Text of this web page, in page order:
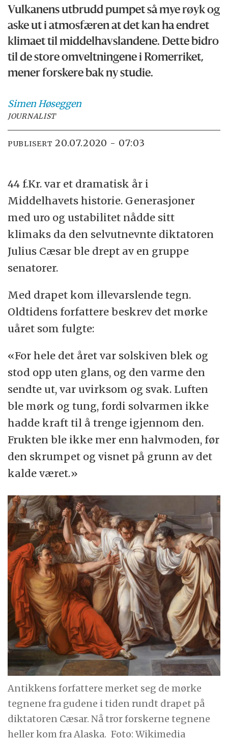
Vulkanens utbrudd pumpet så mye røyk og
aske ut i atmosfæren at det kan ha endret
klimaet til middelhavslandene. Dette bidro
til de store omveltningene i Romerriket,
mener forskere bak ny studie.
SimenHøseggen
JOURNALIST
PUBLISERT 20.07.2020 - 07:03
44 f.Kr. var et dramatisk år i
Middelhavets historie. Generasjoner
med uro og ustabilitet nådde sitt
klimaks da den selvutnevnte diktatoren
Julius Cæsar ble drept av en gruppe
senatorer.
Med drapet kom illevarslende tegn.
Oldtidens forfattere beskrev det mørke
uåret som fulgte:
«For hele det året var solskiven blek og
stod opp uten glans, og den varme den
sendte ut, var uvirksom og svak. Luften
ble mørk og tung, fordi solvarmen ikke
hadde kraft til å trenge igjennom den.
Frukten ble ikke mer enn halvmoden, før
den skrumpet og visnet på grunn av det
kalde været.»
Antikkens forfattere merket seg de mørke
tegnene fra gudene i tiden rundt drapet på
diktatoren Cæsar. Nå tror forskerne tegnene
heller kom fra Alaska. Foto: Wikimedia